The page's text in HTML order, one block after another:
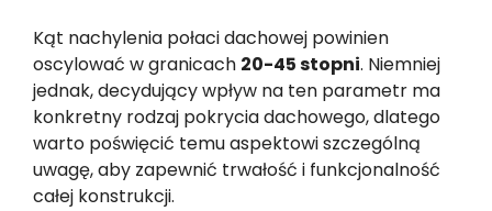
Kąt nachylenia połaci dachowej powinien
oscylować w granicach 20-45 stopni. Niemniej
jednak, decydujący wpływ na ten parametr ma
konkretny rodzaj pokrycia dachowego, dlatego
warto poświęcić temu aspektowi szczególną
uwagę, aby zapewnić trwałość i funkcjonalność
całej konstrukcji.